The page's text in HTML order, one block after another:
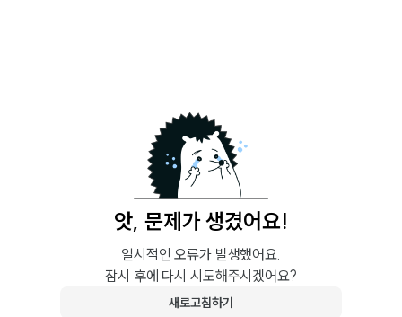
앗, 문제가 생겼어요!
일시적인 오류가 발생했어요.
잠시 후에 다시 시도해주시겠어요?
새로고침하기